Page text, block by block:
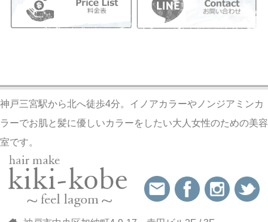
神戸三宮駅から北へ徒歩4分。イノアカラーやノンジアミンカ
ラーでお肌と髪に優しいカラーをしたい大人女性のための美容
室です。